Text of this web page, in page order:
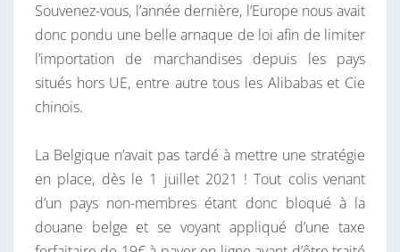
S
D
O
U
E
S
B
E
Souvenez-vous, l’année dernière, l’Europe nous avait
donc pondu une belle arnaque de loi afin de limiter
l’importation de marchandises depuis les pays
situés hors UE, entre autre tous les Alibabas et Cie
chinois.
La Belgique n’avait pas tardé à mettre une stratégie
en place, dès le 1 juillet 2021 ! Tout colis venant
d’un pays non-membres étant donc bloqué à la
douane belge et se voyant appliqué d’une taxe